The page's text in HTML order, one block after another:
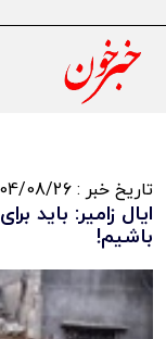
تاریخ خبر : 1404/08/26 - 07:33:41
ایال زامیر: باید
باشیم!